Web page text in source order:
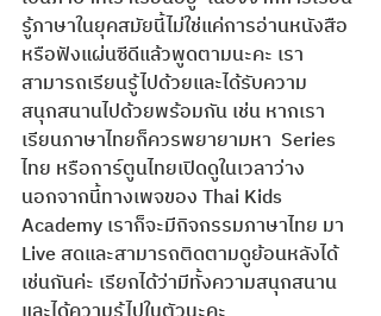
รู้ภาษาในยุคสมัยนี้ไม่ใช่แค่การอ่านหนังสือ
หรือฟังแผ่นซีดีแล้วพูดตามนะคะ เรา
สามารถเรียนรู้ไปด้วยและได้รับความ
สนุกสนานไปด้วยพร้อมกัน เช่น หากเรา
เรียนภาษาไทยก็ควรพยายามหา  Series
ไทย หรือการ์ตูนไทยเปิดดูในเวลาว่าง
นอกจากนี้ทางเพจของ Thai Kids
Academy เราก็จะมีกิจกรรมภาษาไทย มา
Live สดและสามารถติดตามดูย้อนหลังได้
เช่นกันค่ะ เรียกได้ว่ามีทั้งความสนุกสนาน